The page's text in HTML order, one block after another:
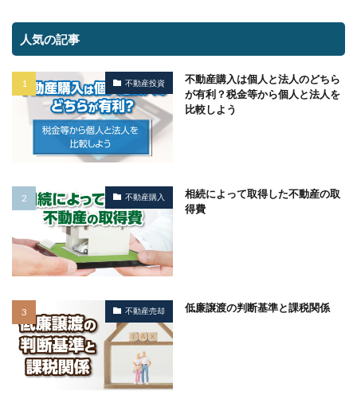
人気の記事
不動産投資
不動産購入は個人と法人のどちら
が有利？税金等から個人と法人を
比較しよう
不動産購入
相続によって取得した不動産の取
得費
不動産売却 低廉譲渡の判断基準と課税関係